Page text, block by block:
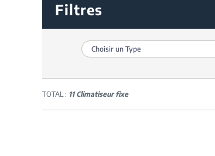
Filtres
TOTAL : 11 Climatiseur fixe